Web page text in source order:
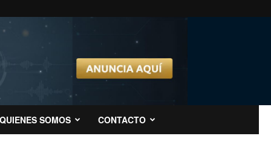
QUIENES SOMOS CONTACTO